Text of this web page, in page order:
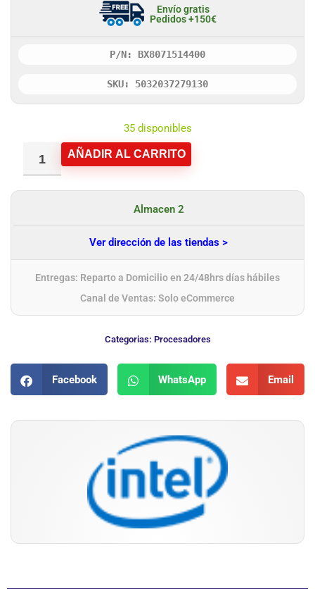
Envío gratis
Pedidos +150€
P/N: BX8071514400
SKU: 5032037279130
35 disponibles
AÑADIR AL CARRITO
Almacen 2
Ver dirección de las tiendas >
Entregas: Reparto a Domicilio en 24/48hrs días hábiles
Canal de Ventas: Solo eCommerce
Categorias: Procesadores
Facebook WhatsApp Email